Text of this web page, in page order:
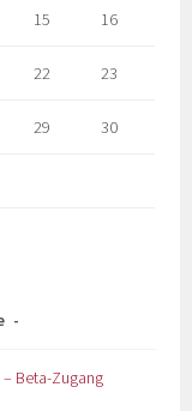
15 16
22 23
29 30
Beta-Zugang